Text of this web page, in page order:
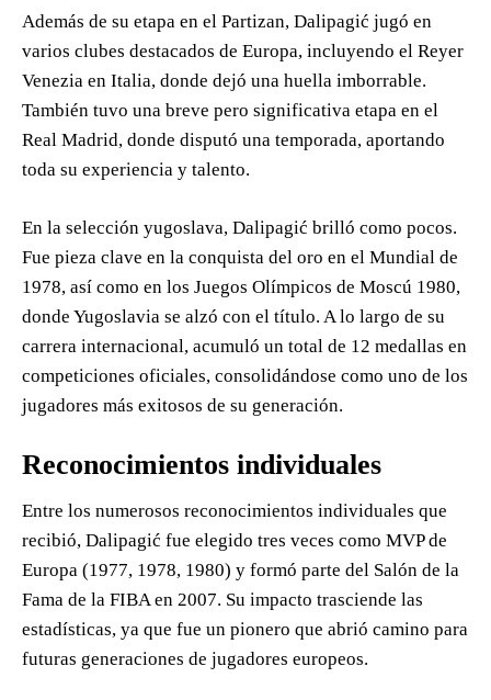
Además de su etapa en el Partizan, Dalipagić jugó en
varios clubes destacados de Europa, incluyendo el Reyer
Venezia en Italia, donde dejó una huella imborrable.
También tuvo una breve pero significativa etapa en el
Real Madrid, donde disputó una temporada, aportando
toda su experiencia y talento.
En la selección yugoslava, Dalipagić brilló como pocos.
Fue pieza clave en la conquista del oro en el Mundial de
1978, así como en los Juegos Olímpicos de Moscú 1980,
donde Yugoslavia se alzó con el título. A lo largo de su
carrera internacional, acumuló un total de 12 medallas en
competiciones oficiales, consolidándose como uno de los
jugadores más exitosos de su generación.
Reconocimientos individuales
Entre los numerosos reconocimientos individuales que
recibió, Dalipagić fue elegido tres veces como MVP de
Europa (1977, 1978, 1980) y formó parte del Salón de la
Fama de la FIBA en 2007. Su impacto trasciende las
estadísticas, ya que fue un pionero que abrió camino para
futuras generaciones de jugadores europeos.